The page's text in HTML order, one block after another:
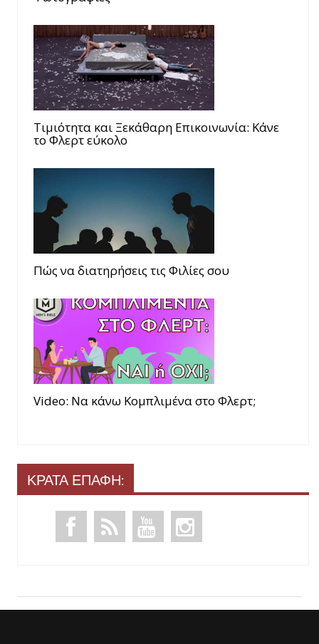
Τιμιότητα και Ξεκάθαρη Επικοινωνία: Κάνε
το Φλερτ εύκολο
Πώς να διατηρήσεις τις Φιλίες σου
Video: Να κάνω Κομπλιμένα στο Φλερτ;
ΚΡΑΤΑ ΕΠΑΦΗ: